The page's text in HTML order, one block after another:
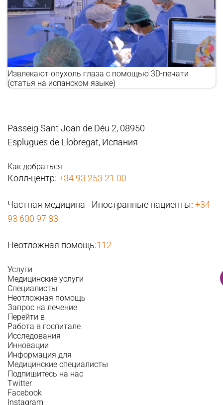
Извлекают опухоль глаза с помощью 3D-печати
(статья на испанском языке)
Passeig Sant Joan de Déu 2, 08950
Esplugues de Llobregat, Испания
Как добраться
Колл-центр: +34 93 253 21 00
Частная медицина - Иностранные пациенты: +34
93 600 97 83
Неотложная помощь:112
Услуги
Медицинские услуги
Специалисты
Неотложная помощь
Запрос на лечение
Перейти в
Работа в госпитале
Исследования
Инновации
Информация для
Медицинские специалисты
Подпишитесь на нас
Twitter
Facebook
Instagram